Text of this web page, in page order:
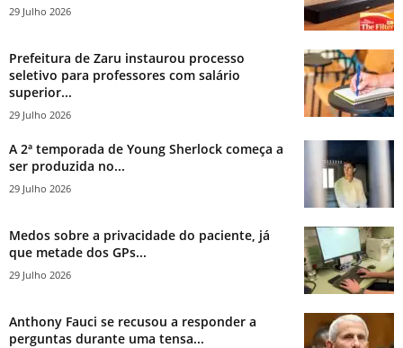
29 Julho 2026
Prefeitura de Zaru instaurou processo
seletivo para professores com salário
superior...
29 Julho 2026
A 2ª temporada de Young Sherlock começa a
ser produzida no...
29 Julho 2026
Medos sobre a privacidade do paciente, já
que metade dos GPs...
29 Julho 2026
Anthony Fauci se recusou a responder a
perguntas durante uma tensa...